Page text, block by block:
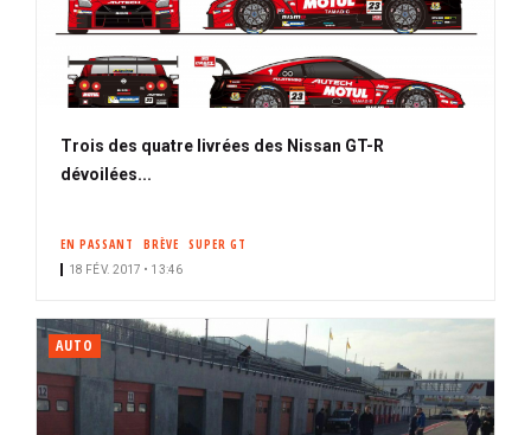
Trois des quatre livrées des Nissan GT-R
dévoilées...
EN PASSANT BRÈVE SUPER GT
18 FÉV. 2017 • 13:46
AUTO